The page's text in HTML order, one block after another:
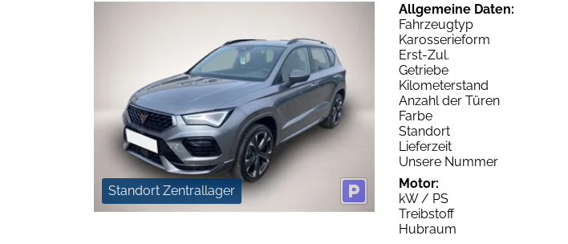
Standort Zentrallager
Allgemeine Daten:
Fahrzeugtyp
Karosserieform
Erst-Zul.
Getriebe
Kilometerstand
Anzahl der Türen
Farbe
Standort
Lieferzeit
Unsere Nummer
Motor:
kW / PS
Treibstoff
Hubraum